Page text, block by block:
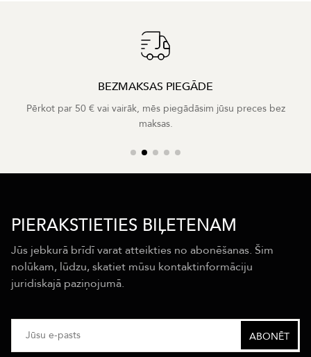
BEZMAKSAS PIEGĀDE
Pērkot par 50 € vai vairāk, mēs piegādāsim jūsu preces bez
maksas.
PIERAKSTIETIES BIĻETENAM
Jūs jebkurā brīdī varat atteikties no abonēšanas. Šim
nolūkam, lūdzu, skatiet mūsu kontaktinformāciju
juridiskajā paziņojumā.